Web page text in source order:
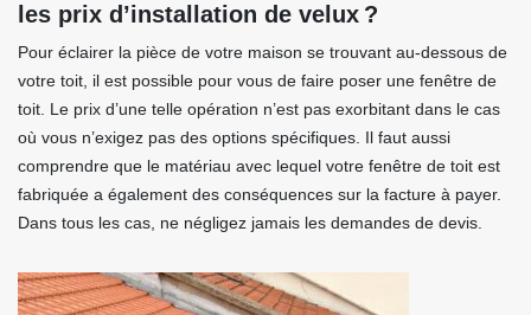
les prix d’installation de velux ?
Pour éclairer la pièce de votre maison se trouvant au-dessous de
votre toit, il est possible pour vous de faire poser une fenêtre de
toit. Le prix d’une telle opération n’est pas exorbitant dans le cas
où vous n’exigez pas des options spécifiques. Il faut aussi
comprendre que le matériau avec lequel votre fenêtre de toit est
fabriquée a également des conséquences sur la facture à payer.
Dans tous les cas, ne négligez jamais les demandes de devis.